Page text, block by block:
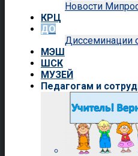
Новости
КРЦ
ДО
Диссеминации
МЭШ
ШСК
МУЗЕЙ
Педагогам и